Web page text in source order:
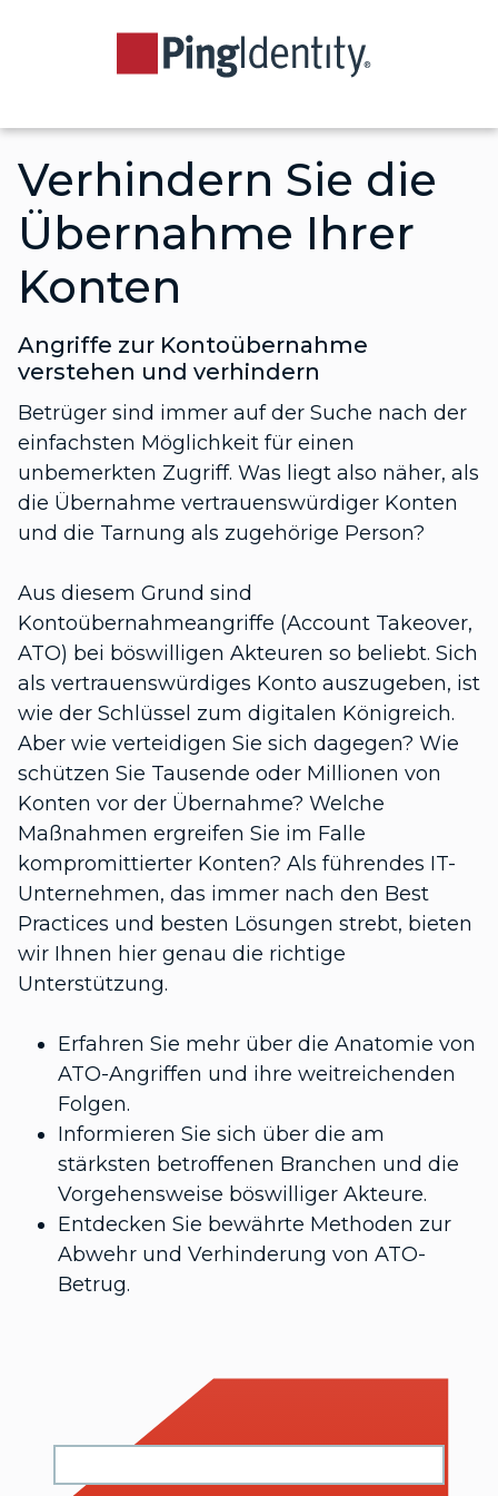
Verhindern Sie die
Übernahme Ihrer
Konten
Angriffe zur Kontoübernahme
verstehen und verhindern
Betrüger sind immer auf der Suche nach der
einfachsten Möglichkeit für einen
unbemerkten Zugriff. Was liegt also näher, als
die Übernahme vertrauenswürdiger Konten
und die Tarnung als zugehörige Person?
Aus diesem Grund sind
Kontoübernahmeangriffe (Account Takeover,
ATO) bei böswilligen Akteuren so beliebt. Sich
als vertrauenswürdiges Konto auszugeben, ist
wie der Schlüssel zum digitalen Königreich.
Aber wie verteidigen Sie sich dagegen? Wie
schützen Sie Tausende oder Millionen von
Konten vor der Übernahme? Welche
Maßnahmen ergreifen Sie im Falle
kompromittierter Konten? Als führendes IT-
Unternehmen, das immer nach den Best
Practices und besten Lösungen strebt, bieten
wir Ihnen hier genau die richtige
Unterstützung.
Erfahren Sie mehr über die Anatomie von
ATO-Angriffen und ihre weitreichenden
Folgen.
Informieren Sie sich über die am
stärksten betroffenen Branchen und die
Vorgehensweise böswilliger Akteure.
Entdecken Sie bewährte Methoden zur
Abwehr und Verhinderung von ATO-
Betrug.